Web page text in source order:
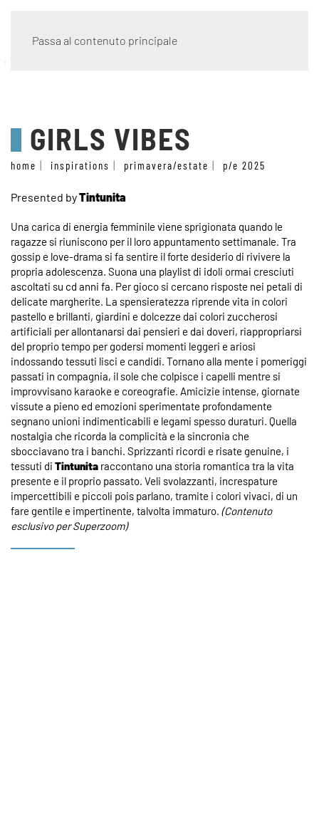
Passa al contenuto principale
racconti materici
GIRLS VIBES
home inspirations primavera/estate p/e 2025
Presented byTintunita
Una carica di energia femminile viene sprigionata quando le
ragazze si riuniscono per il loro appuntamento settimanale. Tra
gossip e love-drama si fa sentire il forte desiderio di rivivere la
propria adolescenza. Suona una playlist di idoli ormai cresciuti
ascoltati su cd anni fa. Per gioco si cercano risposte nei petali di
delicate margherite. La spensieratezza riprende vita in colori
pastello e brillanti, giardini e dolcezze dai colori zuccherosi
artificiali per allontanarsi dai pensieri e dai doveri, riappropriarsi
del proprio tempo per godersi momenti leggeri e ariosi
indossando tessuti lisci e candidi. Tornano alla mente i pomeriggi
passati in compagnia, il sole che colpisce i capelli mentre si
improvvisano karaoke e coreografie. Amicizie intense, giornate
vissute a pieno ed emozioni sperimentate profondamente
segnano unioni indimenticabili e legami spesso duraturi. Quella
nostalgia che ricorda la complicità e la sincronia che
sbocciavano tra i banchi. Sprizzanti ricordi e risate genuine, i
tessuti di Tintunita raccontano una storia romantica tra la vita
presente e il proprio passato. Veli svolazzanti, increspature
impercettibili e piccoli pois parlano, tramite i colori vivaci, di un
fare gentile e impertinente, talvolta immaturo. (Contenuto
esclusivo per Superzoom)